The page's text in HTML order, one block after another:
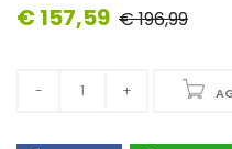
€ 157,59 € 196,99